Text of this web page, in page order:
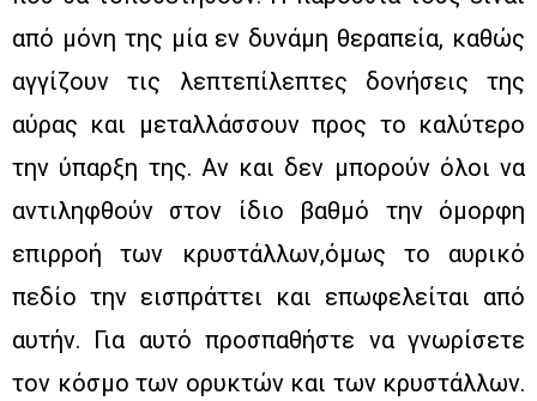
από μόνη της μία εν δυνάμη θεραπεία, καθώς
αγγίζουν τις λεπτεπίλεπτες δονήσεις της
αύρας και μεταλλάσσουν προς το καλύτερο
την ύπαρξη της. Αν και δεν μπορούν όλοι να
αντιληφθούν στον ίδιο βαθμό την όμορφη
επιρροή των κρυστάλλων,όμως το αυρικό
πεδίο την εισπράττει και επωφελείται από
αυτήν. Για αυτό προσπαθήστε να γνωρίσετε
τον κόσμο των ορυκτών και των κρυστάλλων.